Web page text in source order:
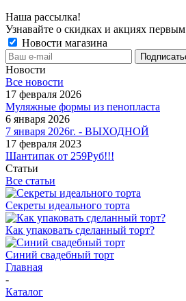
Наша рассылка!
Узнавайте о скидках и акциях первым
Новости магазина
Новости
Все новости
17 февраля 2026
Муляжные формы из пенопласта
6 января 2026
7 января 2026г. - ВЫХОДНОЙ
17 февраля 2023
Шантипак от 259Руб!!!
Статьи
Все статьи
Секреты идеального торта
Как упаковать сделанный торт?
Синий свадебный торт
Главная
-
Каталог